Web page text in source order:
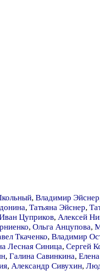
, Владимир Эйснер
, Татьяна Эйснер,
Цуприков, Алексей
, Ольга Анцупова,
Ткаченко, Владимир
Лесная Синица, Сергей
, Галина Савинкина,
, Александр Сивухин,